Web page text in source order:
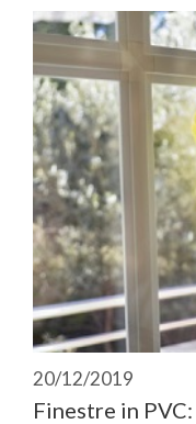
20/12/2019
Finestre in